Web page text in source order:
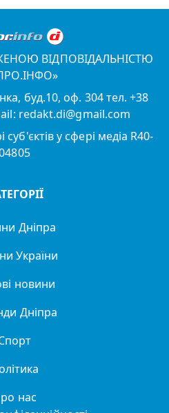
ВІДПОВІДАЛЬНІСТЮ
буд.10, оф. 304 тел. +38
redakt.di@gmail.com
суб'єктів у сфері медіа R40-
Дніпра
України
новини
Дніпра
нас